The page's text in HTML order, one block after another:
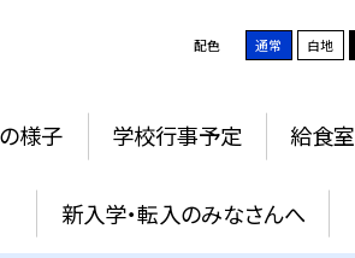
配色 通常 白地
様子 学校行事予定 給食室
新入学・転入のみなさんへ